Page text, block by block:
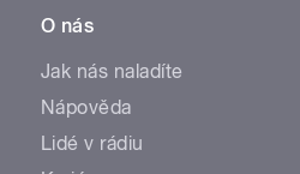
O nás
Jak nás naladíte
Nápověda
Lidé v rádiu